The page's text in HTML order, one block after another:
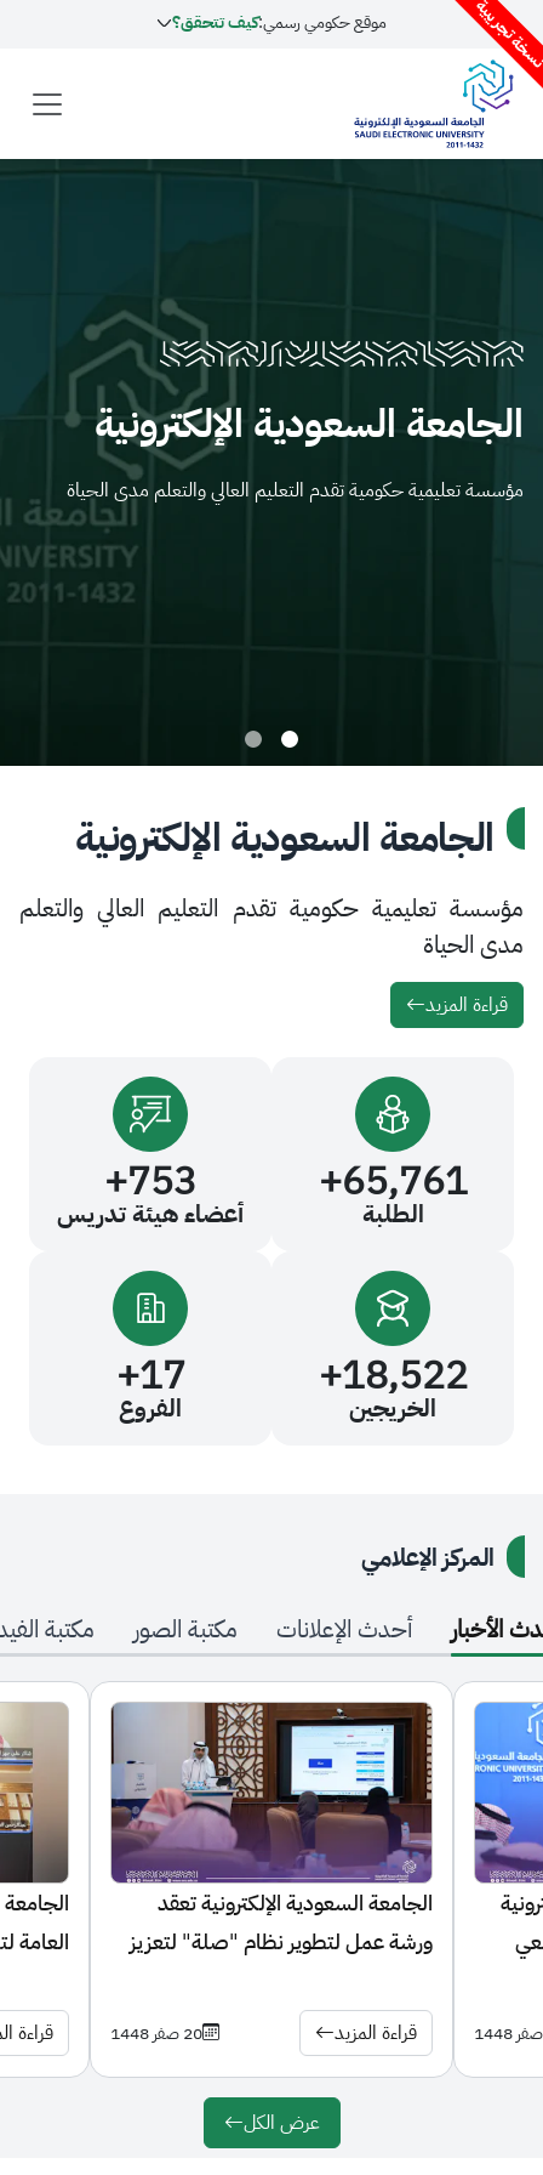
موقع حكومي رسمي:كيف تتحقق؟
السعودية الإلكترونية
حكومية تقدم التعليم العالي والتعلم مدى الحياة
السعودية الإلكترونية
حكومية تقدم التعليم العالي والتعلم
+
+
أعضاء هيئة تدريس
+
الخريجين
الإعلامي
أحدث الإعلانات مكتبة الصور مكتبة الفيديو
الجامعة السعودية الإلكترونية تعقد
ورشة عمل لتطوير نظام "صلة" لتعزيز
قراءة المزيد
الجامعة السعودية
العامة لتنظيم
قراءة المزيد